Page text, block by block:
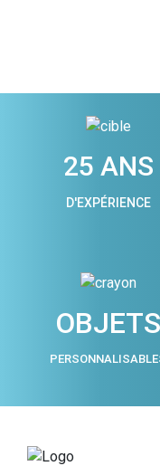
25 ANS
D'EXPÉRIENCE
OBJETS